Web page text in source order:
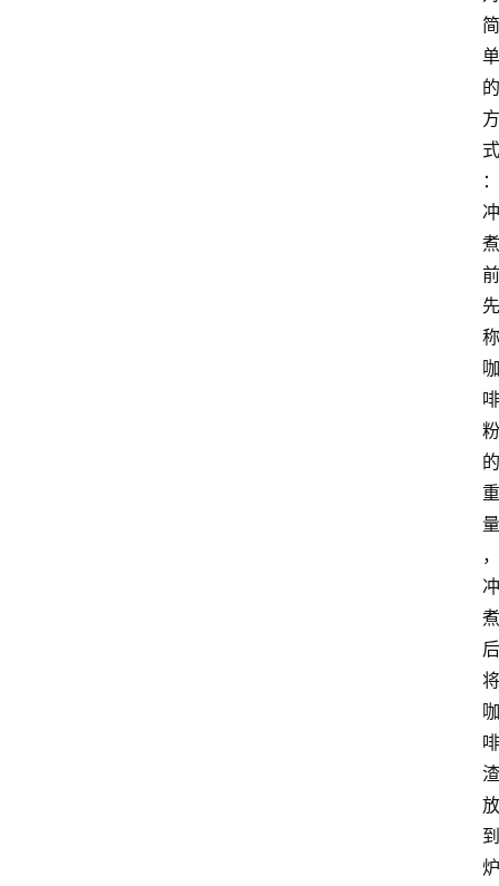
简
单
的
方
式
：
冲
煮
前
先
称
咖
啡
粉
的
重
量
，
冲
煮
后
将
咖
啡
渣
放
到
炉